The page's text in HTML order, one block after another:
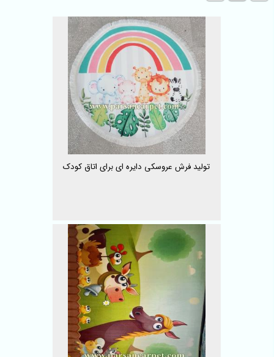
تولید فرش عروسکی دایره ای برای اتاق کودک